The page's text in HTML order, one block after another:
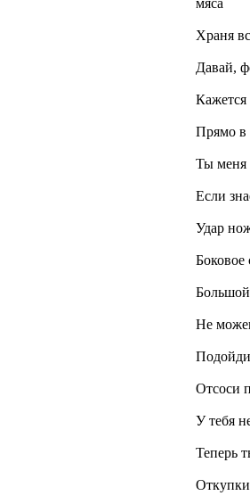
Храня
Давай,
Кажется
Прямо в
Ты меня
Если
Удар
Не
Отсоси
У тебя
Теперь